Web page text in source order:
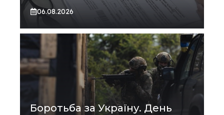
06.08.2026
Боротьба за Україну. День